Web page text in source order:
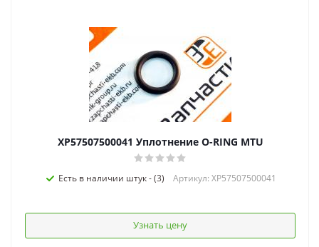
XP57507500041 Уплотнение O-RING MTU
Есть в наличии штук - (3) Артикул: XP57507500041
Узнать цену